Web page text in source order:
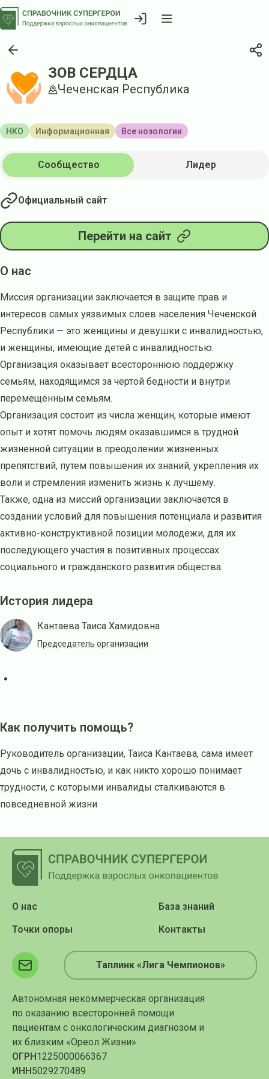
ЗОВ СЕРДЦА
Чеченская Республика
НКО Информационная Все нозологии
Сообщество Лидер
Официальный сайт
Перейти на сайт
О нас
Миссия организации заключается в защите прав и
интересов самых уязвимых слоев населения Чеченской
Республики — это женщины и девушки с инвалидностью,
и женщины, имеющие детей с инвалидностью.
Организация оказывает всестороннюю поддержку
семьям, находящимся за чертой бедности и внутри
перемещенным семьям.
Организация состоит из числа женщин, которые имеют
опыт и хотят помочь людям оказавшимся в трудной
жизненной ситуации в преодолении жизненных
препятствий, путем повышения их знаний, укрепления их
воли и стремления изменить жизнь к лучшему.
Также, одна из миссий организации заключается в
создании условий для повышения потенциала и развития
активно-конструктивной позиции молодежи, для их
последующего участия в позитивных процессах
социального и гражданского развития общества.
История лидера
Кантаева Таиса Хамидовна
Председатель организации
Как получить помощь?
Руководитель организации, Таиса Кантаева, сама имеет
дочь с инвалидностью, и как никто хорошо понимает
трудности, с которыми инвалиды сталкиваются в
повседневной жизни
Автономная некоммерческая организация
по оказанию всесторонней помощи
пациентам с онкологическим диагнозом и
их близким «Ореол Жизни»
ОГРН1225000066367
ИНН5029270489
О нас
База знаний
Точки опоры
Контакты
Таплинк «Лига Чемпионов»